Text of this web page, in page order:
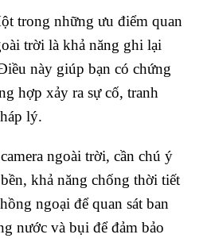
trong những ưu điểm quan
trời là khả năng ghi lại
này giúp bạn có chứng
hợp xảy ra sự cố, tranh
lý.
ngoài trời, cần chú ý
khả năng chống thời tiết
ngoại để quan sát ban
nước và bụi để đảm bảo